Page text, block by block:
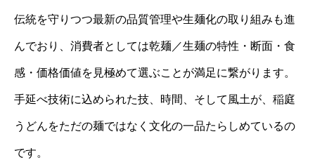
伝統を守りつつ最新の品質管理や生麺化の取り組みも進
んでおり、消費者としては乾麺／生麺の特性・断面・食
感・価格価値を見極めて選ぶことが満足に繋がります。
手延べ技術に込められた技、時間、そして風土が、稲庭
うどんをただの麺ではなく文化の一品たらしめているの
です。